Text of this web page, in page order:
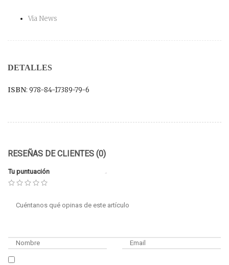
Via News
DETALLES
ISBN: 978-84-17389-79-6
RESEÑAS DE CLIENTES (0)
Tu puntuación